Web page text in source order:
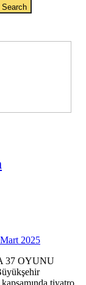
Search
2025
37 OYUNU